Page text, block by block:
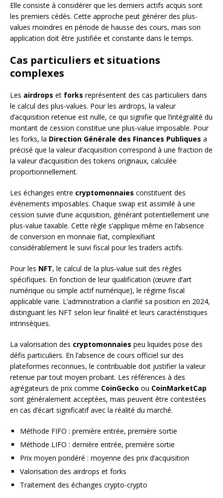
Elle consiste à considérer que les derniers actifs acquis sont
les premiers cédés. Cette approche peut générer des plus-
values moindres en période de hausse des cours, mais son
application doit être justifiée et constante dans le temps.
Cas particuliers et situations
complexes
Les airdrops et forks représentent des cas particuliers dans
le calcul des plus-values. Pour les airdrops, la valeur
d’acquisition retenue est nulle, ce qui signifie que l’intégralité du
montant de cession constitue une plus-value imposable. Pour
les forks, la Direction Générale des Finances Publiques a
précisé que la valeur d’acquisition correspond à une fraction de
la valeur d’acquisition des tokens originaux, calculée
proportionnellement.
Les échanges entre cryptomonnaies constituent des
événements imposables. Chaque swap est assimilé à une
cession suivie d’une acquisition, générant potentiellement une
plus-value taxable. Cette règle s’applique même en l’absence
de conversion en monnaie fiat, complexifiant
considérablement le suivi fiscal pour les traders actifs.
Pour les NFT, le calcul de la plus-value suit des règles
spécifiques. En fonction de leur qualification (œuvre d’art
numérique ou simple actif numérique), le régime fiscal
applicable varie. L’administration a clarifié sa position en 2024,
distinguant les NFT selon leur finalité et leurs caractéristiques
intrinsèques.
La valorisation des cryptomonnaies peu liquides pose des
défis particuliers. En l’absence de cours officiel sur des
plateformes reconnues, le contribuable doit justifier la valeur
retenue par tout moyen probant. Les références à des
agrégateurs de prix comme CoinGecko ou CoinMarketCap
sont généralement acceptées, mais peuvent être contestées
en cas d’écart significatif avec la réalité du marché.
Méthode FIFO : première entrée, première sortie
Méthode LIFO : dernière entrée, première sortie
Prix moyen pondéré : moyenne des prix d’acquisition
Valorisation des airdrops et forks
Traitement des échanges crypto-crypto